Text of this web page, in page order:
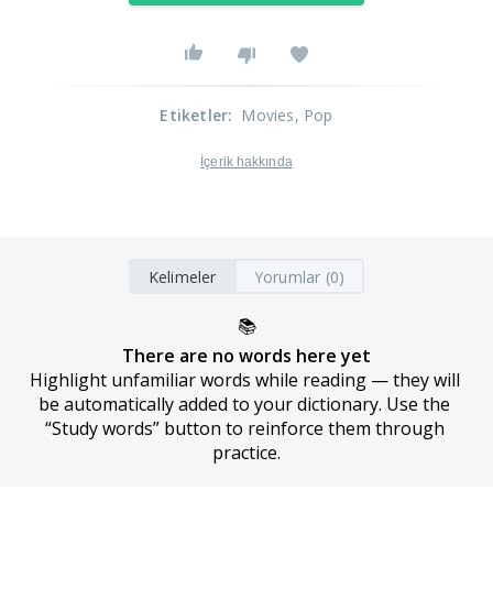
Etiketler: Movies, Pop
İçerik hakkında
Kelimeler Yorumlar (0)
📚
There are no words here yet
Highlight unfamiliar words while reading — they will
be automatically added to your dictionary. Use the
“Study words” button to reinforce them through
practice.